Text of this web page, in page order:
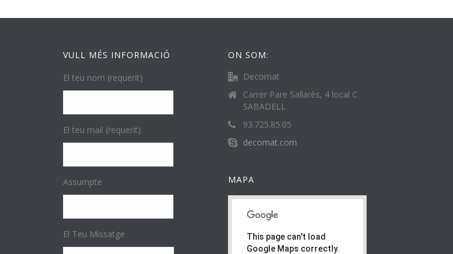
VULL MÉS INFORMACIÓ
El teu nom (requerit)
El teu mail (requerit)
Assumpte
El Teu Missatge
ON SOM:
Decomat
Carrer Pare Sallarès, 4 local C
SABADELL
93.725.85.05
decomat.com
MAPA
This page can't load
Google Maps correctly.